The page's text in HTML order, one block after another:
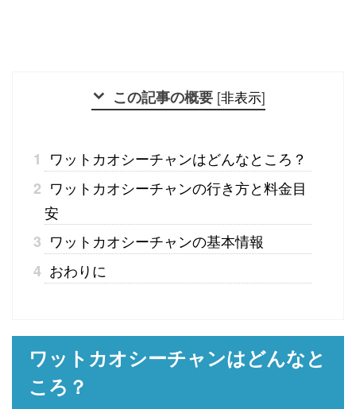
この記事の概要 [非表示]
1 ワットカオシーチャンはどんなところ？
2 ワットカオシーチャンの行き方と料金目
安
3 ワットカオシーチャンの基本情報
4 おわりに
ワットカオシーチャンはどんなと
ころ？